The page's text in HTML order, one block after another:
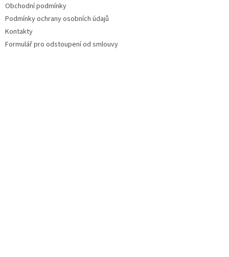
Obchodní podmínky
Podmínky ochrany osobních údajů
Kontakty
Formulář pro odstoupení od smlouvy